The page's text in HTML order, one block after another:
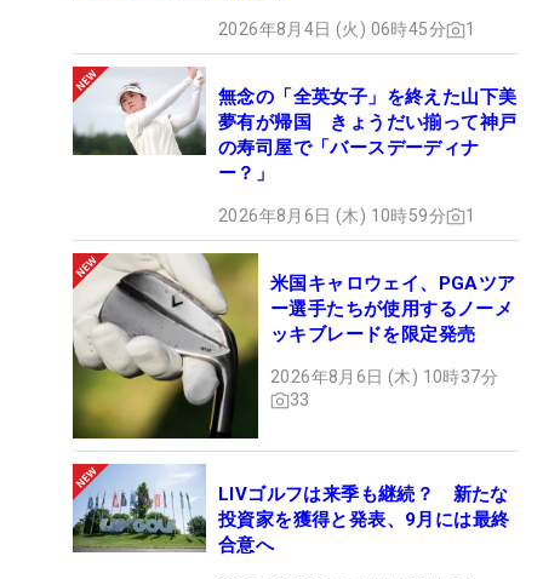
2026年8月4日 (火) 06時45分 1
無念の「全英女子」を終えた山下美
夢有が帰国 きょうだい揃って神戸
の寿司屋で「バースデーディナ
ー？」
2026年8月6日 (木) 10時59分 1
米国キャロウェイ、PGAツア
ー選手たちが使用するノーメ
ッキブレードを限定発売
2026年8月6日 (木) 10時37分
33
LIVゴルフは来季も継続？ 新たな
投資家を獲得と発表、9月には最終
合意へ